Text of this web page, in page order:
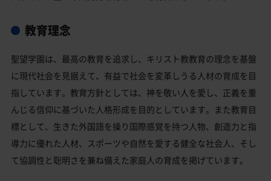
教育理念
聖望学園は、最高の教育を追求し、キリスト教教育の理念を基盤
に現代社会を見据えて、有益で社会を変革しうる人材の育成を目
指しています。教育方針としては、神を敬い人を愛し、正義を重
んじる信仰に基づいた人格形成を目的としています。また教育目
標として、生きた外国語を操り国際感覚を持つ人物、創造力と指
導力に優れた人材、スポーツや自然を愛する健全な社会人、そし
て協調性と聡明さを兼ね備えた家庭人の育成を掲げています。